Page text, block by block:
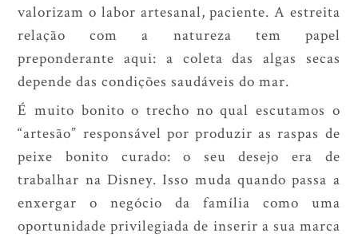
valorizam o labor artesanal, paciente. A estreita
relação com a natureza tem papel
preponderante aqui: a coleta das algas secas
depende das condições saudáveis do mar.
É muito bonito o trecho no qual escutamos o
“artesão” responsável por produzir as raspas de
peixe bonito curado: o seu desejo era de
trabalhar na Disney. Isso muda quando passa a
enxergar o negócio da família como uma
oportunidade privilegiada de inserir a sua marca